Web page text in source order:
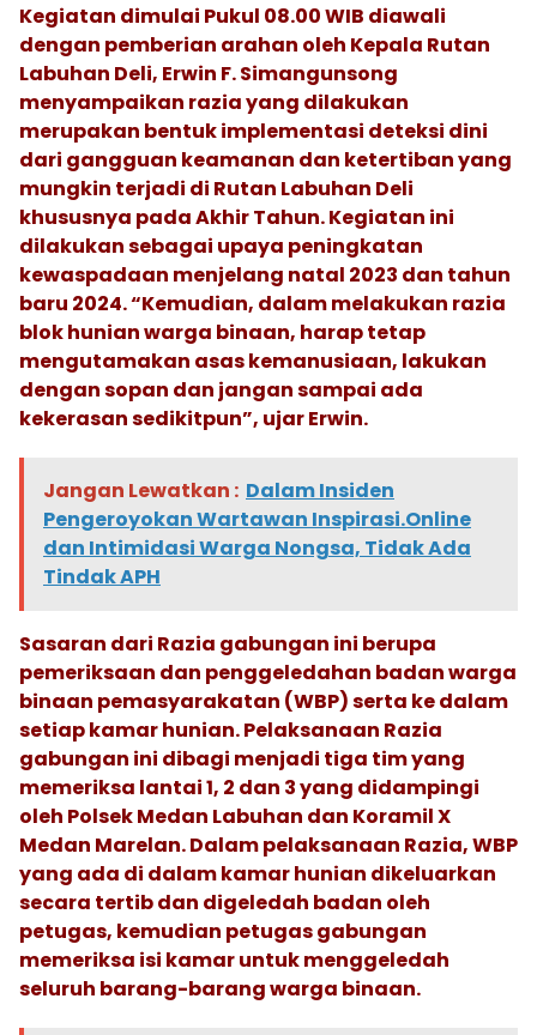
Kegiatan dimulai Pukul 08.00 WIB diawali
dengan pemberian arahan oleh Kepala Rutan
Labuhan Deli, Erwin F. Simangunsong
menyampaikan razia yang dilakukan
merupakan bentuk implementasi deteksi dini
dari gangguan keamanan dan ketertiban yang
mungkin terjadi di Rutan Labuhan Deli
khususnya pada Akhir Tahun. Kegiatan ini
dilakukan sebagai upaya peningkatan
kewaspadaan menjelang natal 2023 dan tahun
baru 2024. “Kemudian, dalam melakukan razia
blok hunian warga binaan, harap tetap
mengutamakan asas kemanusiaan, lakukan
dengan sopan dan jangan sampai ada
kekerasan sedikitpun”, ujar Erwin.
Jangan Lewatkan : Dalam Insiden
Pengeroyokan Wartawan Inspirasi.Online
dan Intimidasi Warga Nongsa, Tidak Ada
Tindak APH
Sasaran dari Razia gabungan ini berupa
pemeriksaan dan penggeledahan badan warga
binaan pemasyarakatan (WBP) serta ke dalam
setiap kamar hunian. Pelaksanaan Razia
gabungan ini dibagi menjadi tiga tim yang
memeriksa lantai 1, 2 dan 3 yang didampingi
oleh Polsek Medan Labuhan dan Koramil X
Medan Marelan. Dalam pelaksanaan Razia, WBP
yang ada di dalam kamar hunian dikeluarkan
secara tertib dan digeledah badan oleh
petugas, kemudian petugas gabungan
memeriksa isi kamar untuk menggeledah
seluruh barang-barang warga binaan.